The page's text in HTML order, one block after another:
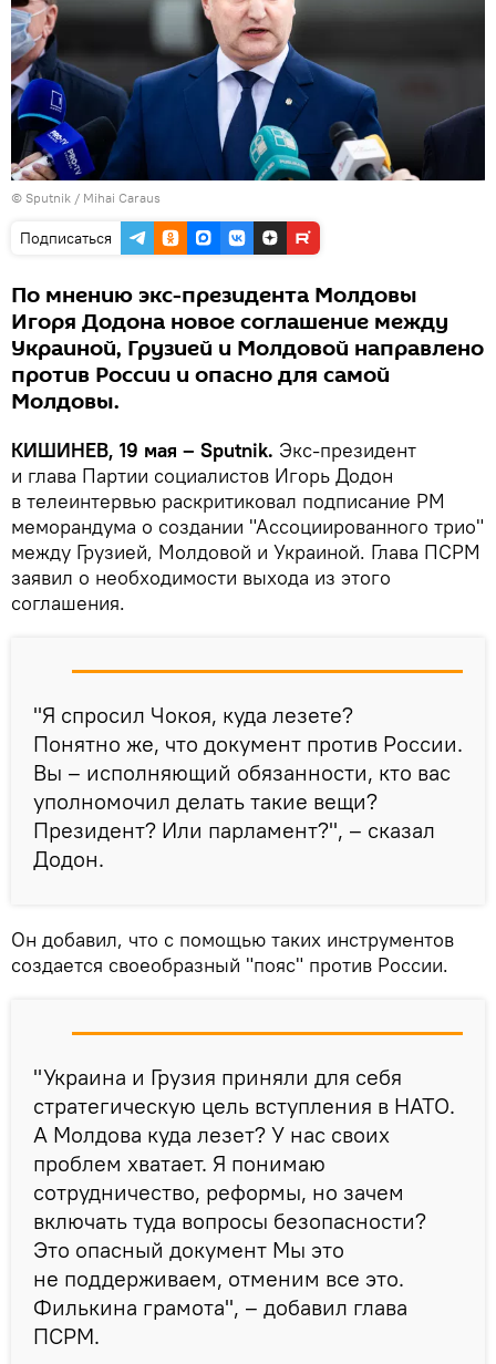
© Sputnik / Mihai Caraus
Подписаться
По мнению экс-президента Молдовы
Игоря Додона новое соглашение между
Украиной, Грузией и Молдовой направлено
против России и опасно для самой
Молдовы.
КИШИНЕВ, 19 мая – Sputnik. Экс-президент
и глава Партии социалистов Игорь Додон
в телеинтервью раскритиковал подписание РМ
меморандума о создании "Ассоциированного трио"
между Грузией, Молдовой и Украиной. Глава ПСРМ
заявил о необходимости выхода из этого
соглашения.
"Я спросил Чокоя, куда лезете?
Понятно же, что документ против России.
Вы – исполняющий обязанности, кто вас
уполномочил делать такие вещи?
Президент? Или парламент?", – сказал
Додон.
Он добавил, что с помощью таких инструментов
создается своеобразный "пояс" против России.
"Украина и Грузия приняли для себя
стратегическую цель вступления в НАТО.
А Молдова куда лезет? У нас своих
проблем хватает. Я понимаю
сотрудничество, реформы, но зачем
включать туда вопросы безопасности?
Это опасный документ Мы это
не поддерживаем, отменим все это.
Филькина грамота", – добавил глава
ПСРМ.